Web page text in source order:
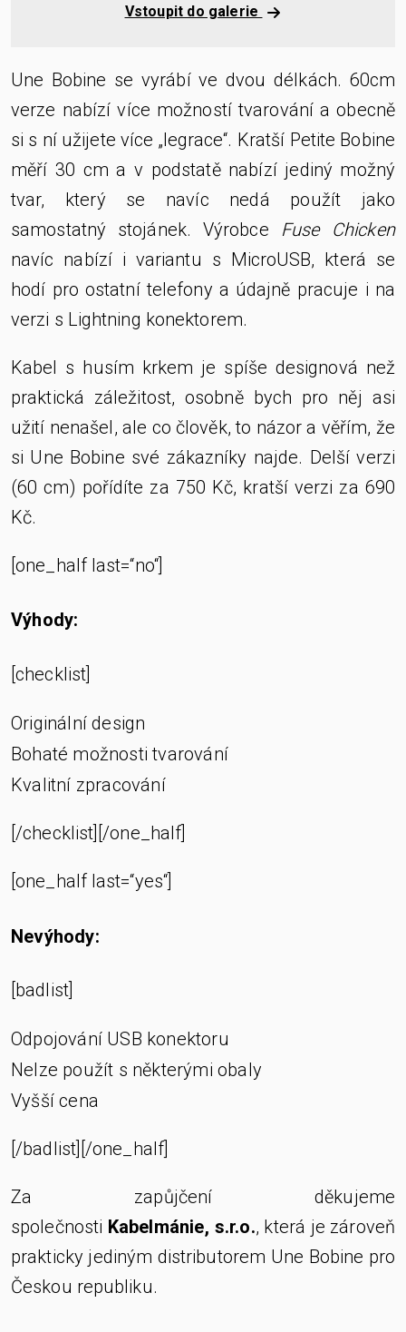
Vstoupit do galerie
Une Bobine se vyrábí ve dvou délkách. 60cm
verze nabízí více možností tvarování a obecně
si s ní užijete více „legrace“. Kratší Petite Bobine
měří 30 cm a v podstatě nabízí jediný možný
tvar, který se navíc nedá použít jako
samostatný stojánek. Výrobce Fuse Chicken
navíc nabízí i variantu s MicroUSB, která se
hodí pro ostatní telefony a údajně pracuje i na
verzi s Lightning konektorem.
Kabel s husím krkem je spíše designová než
praktická záležitost, osobně bych pro něj asi
užití nenašel, ale co člověk, to názor a věřím, že
si Une Bobine své zákazníky najde. Delší verzi
(60 cm) pořídíte za 750 Kč, kratší verzi za 690
Kč.
[one_half last=“no“]
Výhody:
[checklist]
Originální design
Bohaté možnosti tvarování
Kvalitní zpracování
[/checklist][/one_half]
[one_half last=“yes“]
Nevýhody:
[badlist]
Odpojování USB konektoru
Nelze použít s některými obaly
Vyšší cena
[/badlist][/one_half]
Za zapůjčení děkujeme
společnosti Kabelmánie, s.r.o., která je zároveň
prakticky jediným distributorem Une Bobine pro
Českou republiku.